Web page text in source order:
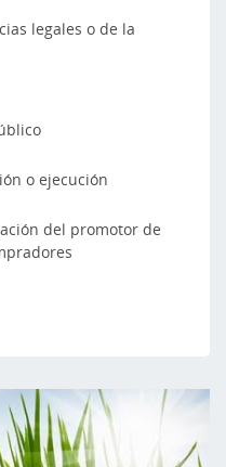
legales o de la
o ejecución
del promotor de